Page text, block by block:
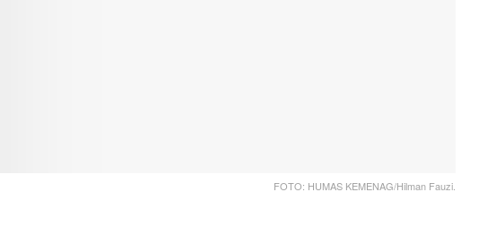
FOTO: HUMAS KEMENAG/Hilman Fauzi.